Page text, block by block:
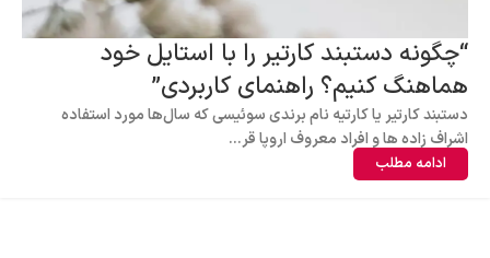
“چگونه دستبند کارتیر را با استایل خود
هماهنگ کنیم؟ راهنمای کاربردی”
دستبند کارتیر یا کارتیه نام برندی سوئیسی که سال‌ها مورد استفاده
اشراف زاده ها و افراد معروف اروپا قر...
ادامه مطلب